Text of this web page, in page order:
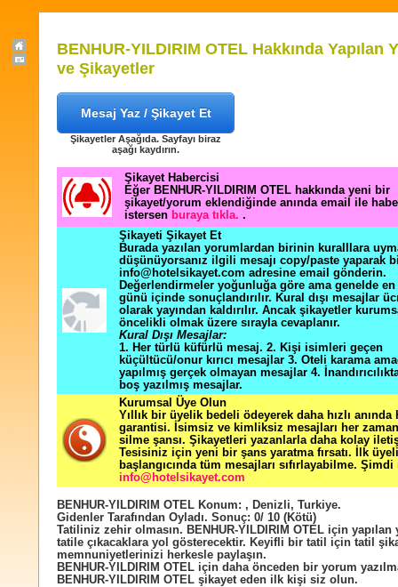
BENHUR-YILDIRIM OTEL Hakkında Yapılan
ve Şikayetler
Mesaj Yaz / Şikayet Et
Şikayetler Aşağıda. Sayfayı biraz
aşağı kaydırın.
Şikayet Habercisi
Eğer BENHUR-YILDIRIM OTEL hakkında yeni bir
şikayet/yorum eklendiğinde anında email ile
istersen buraya tıkla. .
Şikayeti Şikayet Et
Burada yazılan yorumlardan birinin kuralllara
düşünüyorsanız ilgili mesajı copy/paste yaparak
info@hotelsikayet.com adresine email gönderin.
Değerlendirmeler yoğunluğa göre ama genelde
günü içinde sonuçlandırılır. Kural dışı mesajlar
olarak yayından kaldırılır. Ancak şikayetler
öncelikli olmak üzere sırayla cevaplanır.
Kural Dışı Mesajlar:
1. Her türlü küfürlü mesaj. 2. Kişi isimleri geçen
küçültücü/onur kırıcı mesajlar 3. Oteli karama
yapılmış gerçek olmayan mesajlar 4.
boş yazılmış mesajlar.
Kurumsal Üye Olun
Yıllık bir üyelik bedeli ödeyerek daha hızlı
garantisi. İsimsiz ve kimliksiz mesajları her zaman
silme şansı. Şikayetleri yazanlarla daha kolay
Tesisiniz için yeni bir şans yaratma fırsatı. İlk
başlangıcında tüm mesajları sıfırlayabilme. Şimdi
info@hotelsikayet.com
BENHUR-YILDIRIM OTEL Konum: , Denizli, Turkiye.
Gidenler Tarafından Oyladı. Sonuç: 0/ 10 (Kötü)
Tatiliniz zehir olmasın. BENHUR-YILDIRIM OTEL için yapılan
tatile çıkacaklara yol gösterecektir. Keyifli bir tatil için tatil
memnuniyetlerinizi herkesle paylaşın.
BENHUR-YILDIRIM OTEL için daha önceden bir yorum
BENHUR-YILDIRIM OTEL şikayet eden ilk kişi siz olun.